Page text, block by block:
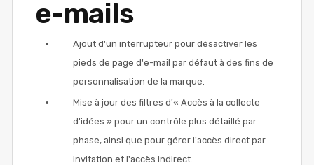
e-mails
Ajout d'un interrupteur pour désactiver les
pieds de page d'e-mail par défaut à des fins de
personnalisation de la marque.
Mise à jour des filtres d'« Accès à la collecte
d'idées » pour un contrôle plus détaillé par
phase, ainsi que pour gérer l'accès direct par
invitation et l'accès indirect.